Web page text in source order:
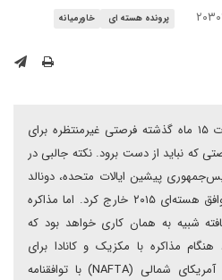
پرونده هسته ای
خاورمیانه
ریچارد هاس می نویسد: تحولات ۱۵ ماه گذشته فرصتی غیرمنتظره برای
که نباید از دست برود. نکته جالبی در
پیشین ایالات متحده، دونالد
ترامپ بود که این کشور را از توافق هسته‌ای ۲۰۱۵ خارج کرد. اما مذاکره
شبیه به همان کاری خواهد بود که
مذاکره با مکزیک و کانادا برای
جایگزینی توافقنامه تجارت آزاد آمریکای شمالی (NAFTA) با توافقنامه